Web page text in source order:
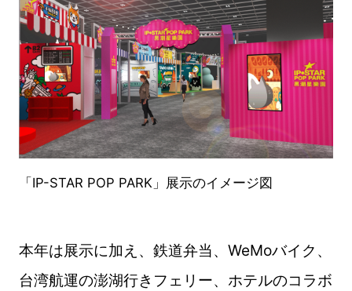
「 IP-STAR POP PARK」展示のイメージ図
本年は展示に加え、鉄道弁当、WeMoバイク、
台湾航運の澎湖行きフェリー、ホテルのコラボ